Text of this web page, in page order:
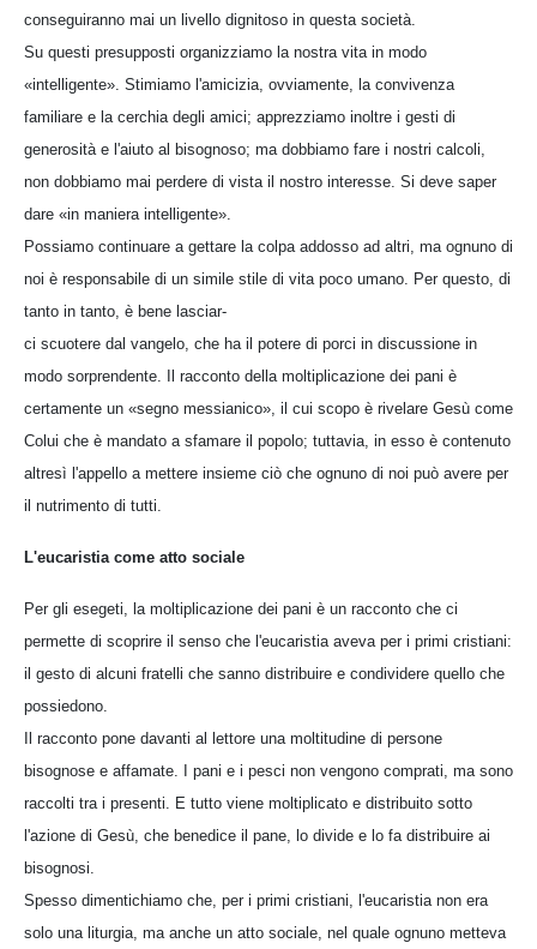
conseguiranno mai un livello dignitoso in questa società.
Su questi presupposti organizziamo la nostra vita in modo
«intelligente». Stimiamo l'amicizia, ovviamente, la convivenza
familiare e la cerchia degli amici; apprezziamo inoltre i gesti di
generosità e l'aiuto al bisognoso; ma dobbiamo fare i nostri calcoli,
non dobbiamo mai perdere di vista il nostro interesse. Si deve saper
dare «in maniera intelligente».
Possiamo continuare a gettare la colpa addosso ad altri, ma ognuno di
noi è responsabile di un simile stile di vita poco umano. Per questo, di
tanto in tanto, è bene lasciar-
ci scuotere dal vangelo, che ha il potere di porci in discussione in
modo sorprendente. Il racconto della moltiplicazione dei pani è
certamente un «segno messianico», il cui scopo è rivelare Gesù come
Colui che è mandato a sfamare il popolo; tuttavia, in esso è contenuto
altresì l'appello a mettere insieme ciò che ognuno di noi può avere per
il nutrimento di tutti.
L'eucaristia come atto sociale
Per gli esegeti, la moltiplicazione dei pani è un racconto che ci
permette di scoprire il senso che l'eucaristia aveva per i primi cristiani:
il gesto di alcuni fratelli che sanno distribuire e condividere quello che
possiedono.
Il racconto pone davanti al lettore una moltitudine di persone
bisognose e affamate. I pani e i pesci non vengono comprati, ma sono
raccolti tra i presenti. E tutto viene moltiplicato e distribuito sotto
l'azione di Gesù, che benedice il pane, lo divide e lo fa distribuire ai
bisognosi.
Spesso dimentichiamo che, per i primi cristiani, l'eucaristia non era
solo una liturgia, ma anche un atto sociale, nel quale ognuno metteva